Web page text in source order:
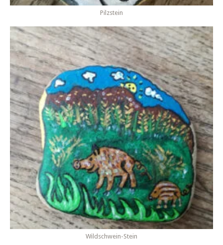
Pilzstein
Wildschwein-Stein